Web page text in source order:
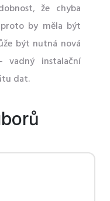
že chyba
by měla být
být nutná nová
vadný instalační
dat.